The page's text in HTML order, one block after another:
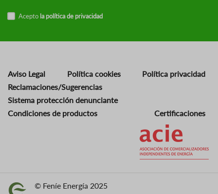
Acepto la política de privacidad
Aviso Legal Política cookies
Política privacidad
Reclamaciones/Sugerencias
Sistema protección denunciante
Condiciones de productos
Certificaciones
Imagen © Feníe Energía 2025